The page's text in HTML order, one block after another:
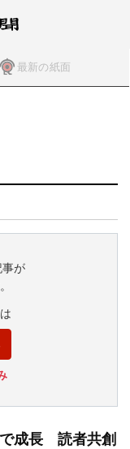
最新の紙面
事が
成長 読者共創